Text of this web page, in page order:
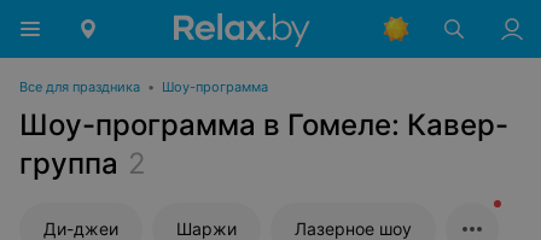
Все для праздника • Шоу-программа
Шоу-программа в Гомеле: Кавер-
группа 2
Ди-джеи Шаржи Лазерное шоу